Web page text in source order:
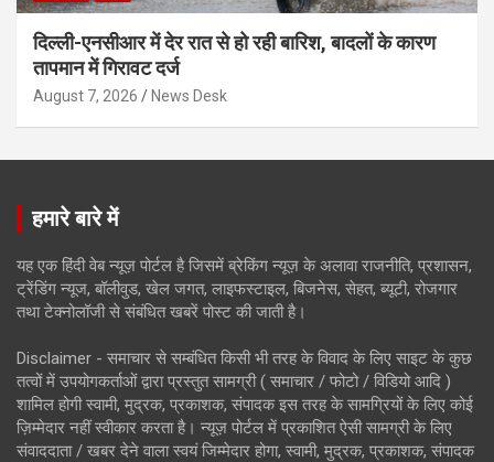
दिल्ली-एनसीआर में देर रात से हो रही बारिश, बादलों के कारण
तापमान में गिरावट दर्ज
August 7, 2026 News Desk
हमारे बारे में
यह एक हिंदी वेब न्यूज़ पोर्टल है जिसमें ब्रेकिंग न्यूज़ के अलावा राजनीति, प्रशासन,
ट्रेंडिंग न्यूज, बॉलीवुड, खेल जगत, लाइफस्टाइल, बिजनेस, सेहत, ब्यूटी, रोजगार
तथा टेक्नोलॉजी से संबंधित खबरें पोस्ट की जाती है।
Disclaimer - समाचार से सम्बंधित किसी भी तरह के विवाद के लिए साइट के कुछ
तत्वों में उपयोगकर्ताओं द्वारा प्रस्तुत सामग्री ( समाचार / फोटो / विडियो आदि )
शामिल होगी स्वामी, मुद्रक, प्रकाशक, संपादक इस तरह के सामग्रियों के लिए कोई
ज़िम्मेदार नहीं स्वीकार करता है। न्यूज़ पोर्टल में प्रकाशित ऐसी सामग्री के लिए
संवाददाता / खबर देने वाला स्वयं जिम्मेदार होगा, स्वामी, मुद्रक, प्रकाशक, संपादक